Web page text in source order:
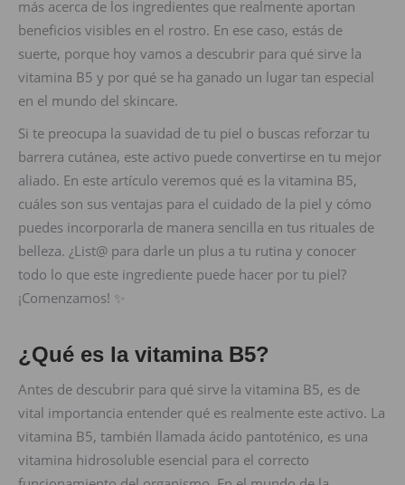
más acerca de los ingredientes que realmente aportan
beneficios visibles en el rostro. En ese caso, estás de
suerte, porque hoy vamos a descubrir para qué sirve la
vitamina B5 y por qué se ha ganado un lugar tan especial
en el mundo del skincare.
Si te preocupa la suavidad de tu piel o buscas reforzar tu
barrera cutánea, este activo puede convertirse en tu mejor
aliado. En este artículo veremos qué es la vitamina B5,
cuáles son sus ventajas para el cuidado de la piel y cómo
puedes incorporarla de manera sencilla en tus rituales de
belleza. ¿List@ para darle un plus a tu rutina y conocer
todo lo que este ingrediente puede hacer por tu piel?
¡Comenzamos! ✨
¿Qué es la vitamina B5?
Antes de descubrir para qué sirve la vitamina B5, es de
vital importancia entender qué es realmente este activo. La
vitamina B5, también llamada ácido pantoténico, es una
vitamina hidrosoluble esencial para el correcto